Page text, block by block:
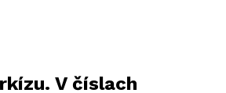
V číslach